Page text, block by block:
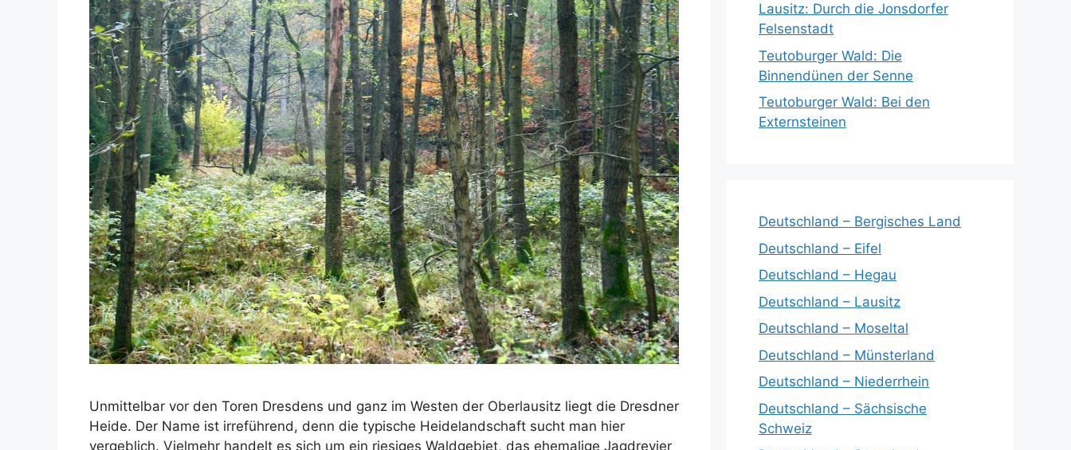
Unmittelbar vor den Toren Dresdens und ganz im Westen der Oberlausitz liegt die Dresdner
Heide. Der Name ist irreführend, denn die typische Heidelandschaft sucht man hier
vergeblich. Vielmehr handelt es sich um ein riesiges Waldgebiet, das ehemalige Jagdrevier
Lausitz: Durch die Jonsdorfer
Felsenstadt
Teutoburger Wald: Die
Binnendünen der Senne
Teutoburger Wald: Bei den
Externsteinen
Deutschland – Bergisches Land
Deutschland – Eifel
Deutschland – Hegau
Deutschland – Lausitz
Deutschland – Moseltal
Deutschland – Münsterland
Deutschland – Niederrhein
Deutschland – Sächsische
Schweiz